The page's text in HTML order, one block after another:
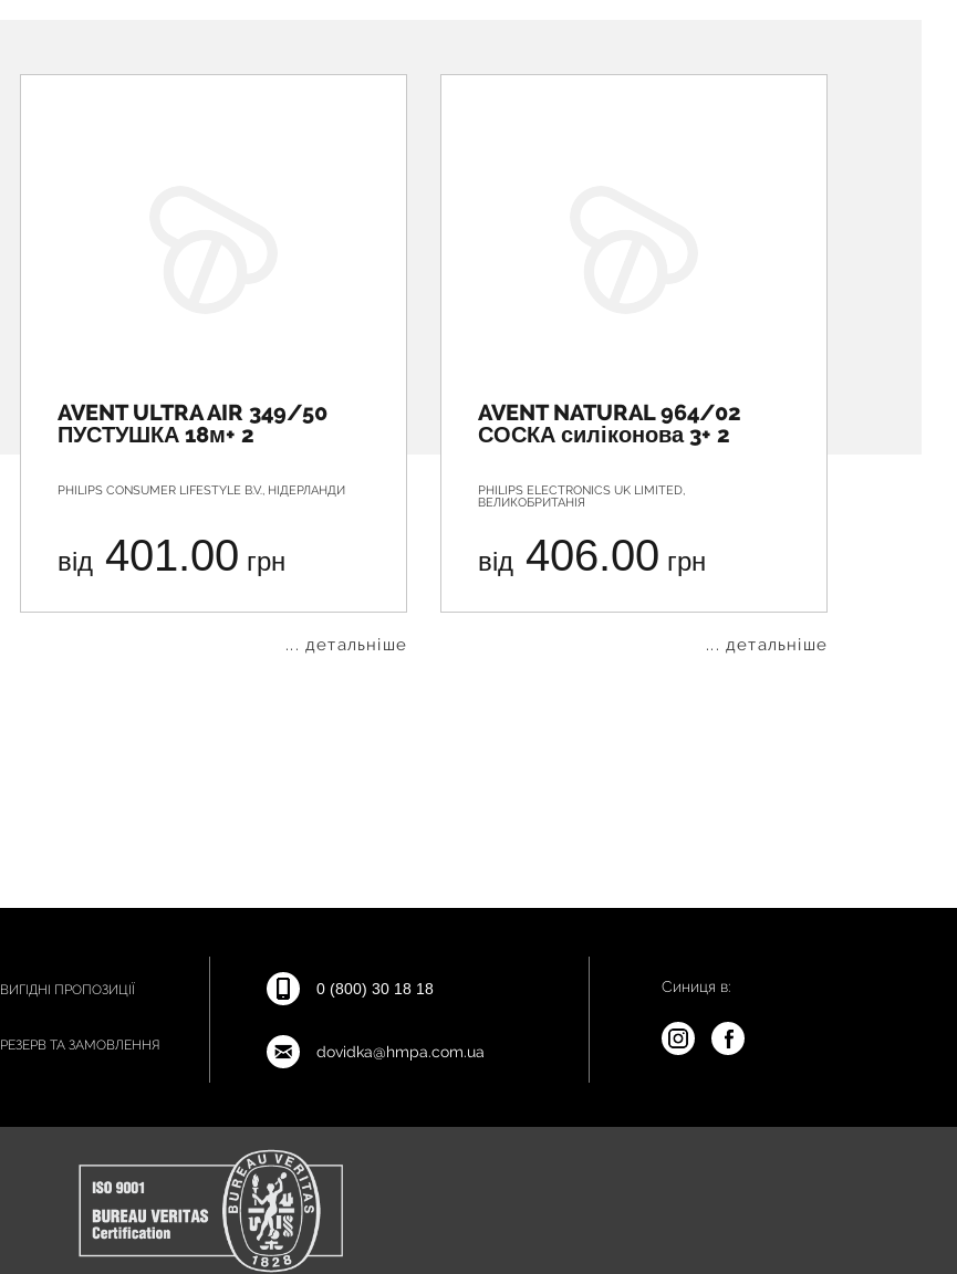
AVENT ULTRA AIR 349/50
ПУСТУШКА 18м+ 2
PHILIPS CONSUMER LIFESTYLE B.V., НІДЕРЛАНДИ
від 401.00 грн
... детальніше
AVENT NATURAL 964/02
СОСКА силіконова 3+ 2
PHILIPS ELECTRONICS UK LIMITED,
ВЕЛИКОБРИТАНІЯ
від 406.00 грн
... детальніше
ВИГІДНІ ПРОПОЗИЦІЇ
РЕЗЕРВ ТА ЗАМОВЛЕННЯ
0 (800) 30 18 18
dovidka@hmpa.com.ua
Синиця в: